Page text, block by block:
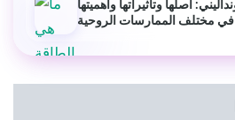
أصلها وتأثيراتها وأهميتها
في مختلف الممارسات الروحية